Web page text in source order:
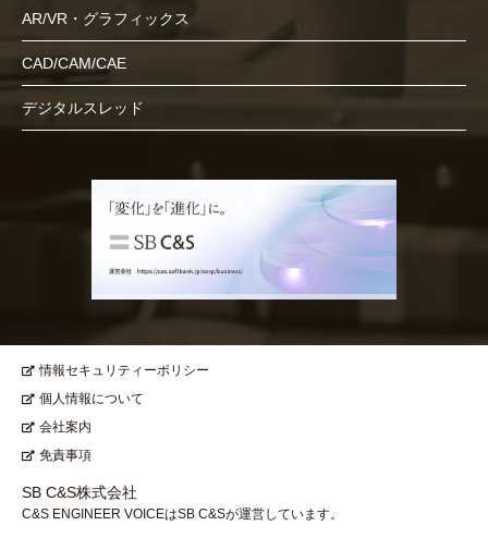
AR/VR・グラフィックス
CAD/CAM/CAE
デジタルスレッド
情報セキュリティーポリシー
個人情報について
会社案内
免責事項
SB C&S株式会社
C&S ENGINEER VOICEはSB C&Sが運営しています。